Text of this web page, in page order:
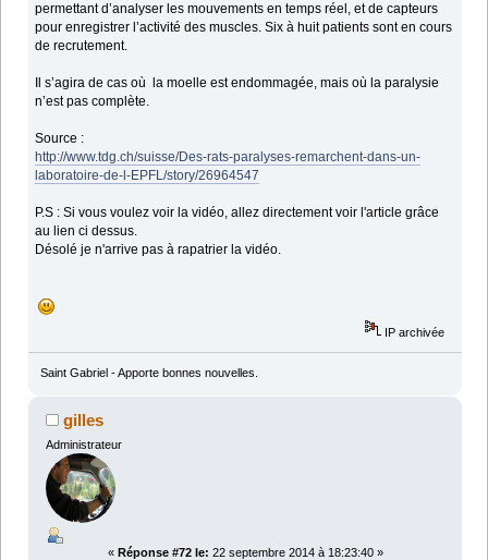
permettant d’analyser les mouvements en temps réel, et de capteurs
pour enregistrer l’activité des muscles. Six à huit patients sont en cours
de recrutement.
Il s’agira de cas où la moelle est endommagée, mais où la paralysie
n’est pas complète.
Source :
http://www.tdg.ch/suisse/Des-rats-paralyses-remarchent-dans-un-
laboratoire-de-l-EPFL/story/26964547
P.S : Si vous voulez voir la vidéo, allez directement voir l'article grâce
au lien ci dessus.
Désolé je n'arrive pas à rapatrier la vidéo.
IP archivée
Saint Gabriel - Apporte bonnes nouvelles.
gilles
Administrateur
« Réponse #72 le: 22 septembre 2014 à 18:23:40 »